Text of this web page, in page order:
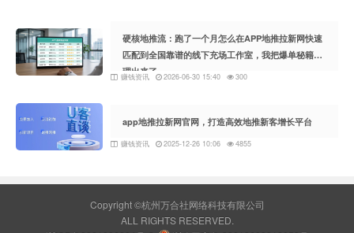
硬核地推流：跑了一个月怎么在APP地推拉新网快速
匹配到全国靠谱的线下充场工作室，我把爆单秘籍整
理出来了
赚钱资讯 2026-06-30 15:40 300
app地推拉新网官网，打造高效地推新客增长平台
赚钱资讯 2025-12-26 10:06 4855
Copyright ©杭州万合社网络科技有限公司
ALL RIGHTS RESERVED.